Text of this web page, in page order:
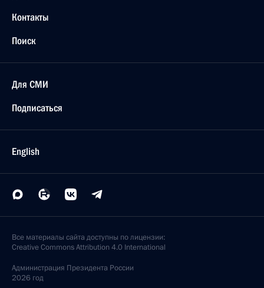
Контакты
Поиск
Для СМИ
Подписаться
English
Все материалы сайта доступны по лицензии:
Creative Commons Attribution 4.0 International
Администрация Президента России
2026 год